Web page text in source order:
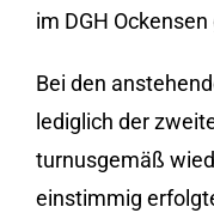
im DGH
Bei den
lediglich der
turnusgemäß
einstimmig